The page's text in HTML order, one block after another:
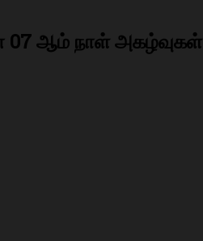
07 ஆம் நாள் அகழ்வுகள்